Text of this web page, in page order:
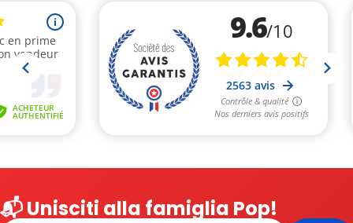
📬 Unisciti alla famiglia Pop!